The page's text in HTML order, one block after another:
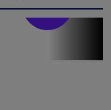
Stirile PRO TV